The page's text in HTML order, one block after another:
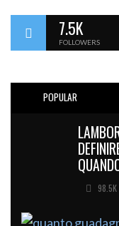
7.5K
FOLLOWERS
POPULAR
98.5K